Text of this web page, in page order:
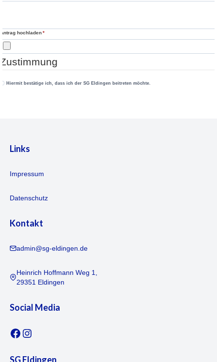
Antrag hochladen*
Zustimmung
Hiermit bestätige ich, dass ich der SG Eldingen beitreten möchte.
Links
Impressum
Datenschutz
Kontakt
admin@sg-eldingen.de
Heinrich Hoffmann Weg 1,
29351 Eldingen
Social Media
Facebook
Instagram
SG Eldingen